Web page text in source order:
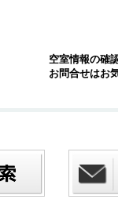
空室情報の確
お問合せはお